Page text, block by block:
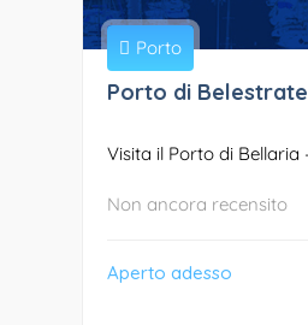
Porto
Porto di
Visita il Porto di Bellaria
Non ancora recensito
Aperto adesso